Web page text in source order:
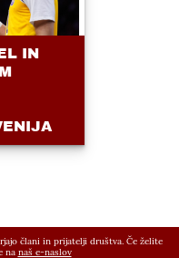
IN
člani in prijatelji društva. Če želite
na naš e-naslov